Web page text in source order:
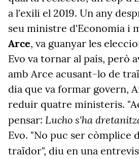
a l'exili el 2019. Un any
seu ministre d'Economia i
Arce, va guanyar les
Evo va tornar al país, però
amb Arce acusant-lo de
dia que va formar govern,
reduir quatre ministeris.
pensar: Lucho s'ha
Evo. "No puc ser còmplice
traïdor", diu en una